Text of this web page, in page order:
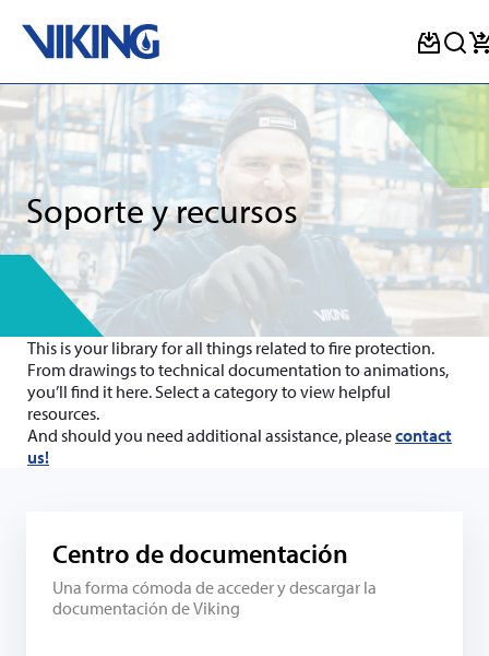
to
content
Soporte y recursos
This is your library for all things related to fire protection.
From drawings to technical documentation to animations,
you’ll find it here. Select a category to view helpful
resources.
And should you need additional assistance, pleasecontact
us!
Centro de documentación
Una forma cómoda de acceder y descargar la
documentación de Viking